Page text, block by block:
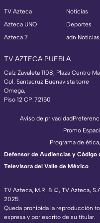
TV Azteca
Azteca UNO
Azteca 7
Noticias
Deportes
adn Noticias
TV AZTECA PUEBLA
Calz Zavaleta 1108, Plaza Centro
Col. Santacruz Buenavista torre
Omega,
Piso 12 CP. 72150
TV Azteca, M.R. & ©, TV Azteca,
2025.
Queda prohibida la reproducción
expresa y por escrito de su titular.
Aviso de privacidad
Promo
Programa de
Defensor de Audiencias y Código
Televisora del Valle de México